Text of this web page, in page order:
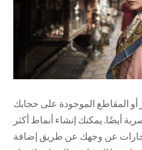
أو المقاطع الموجودة على حجابك
أيضًا. يمكنك إنشاء أنماط أكثر
عن وجهك عن طريق إضافة